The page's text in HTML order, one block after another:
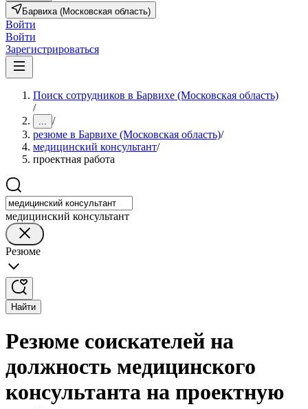
Барвиха (Московская область)
Войти
Войти
Зарегистрироваться
Поиск сотрудников в Барвихе (Московская область)
/
... /
резюме в Барвихе (Московская область)/
медицинский консультант/
проектная работа
медицинский консультант
Резюме
Найти
Резюме соискателей на
должность медицинского
консультанта на проектную